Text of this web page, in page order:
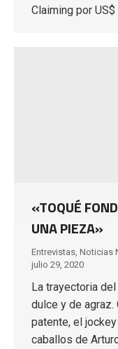
Claiming por
«TOQUÉ
UNA PIEZA»
Entrevistas, Noticias
julio 29, 2020
La trayectoria
dulce y de
patente, el
caballos de